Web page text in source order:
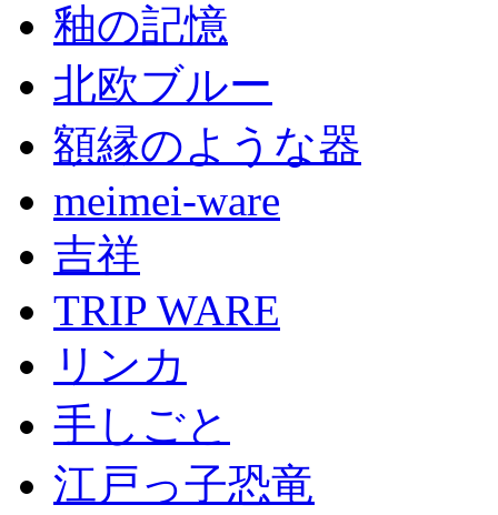
釉の記憶
北欧ブルー
額縁のような器
meimei-ware
吉祥
TRIP WARE
リンカ
手しごと
江戸っ子恐竜